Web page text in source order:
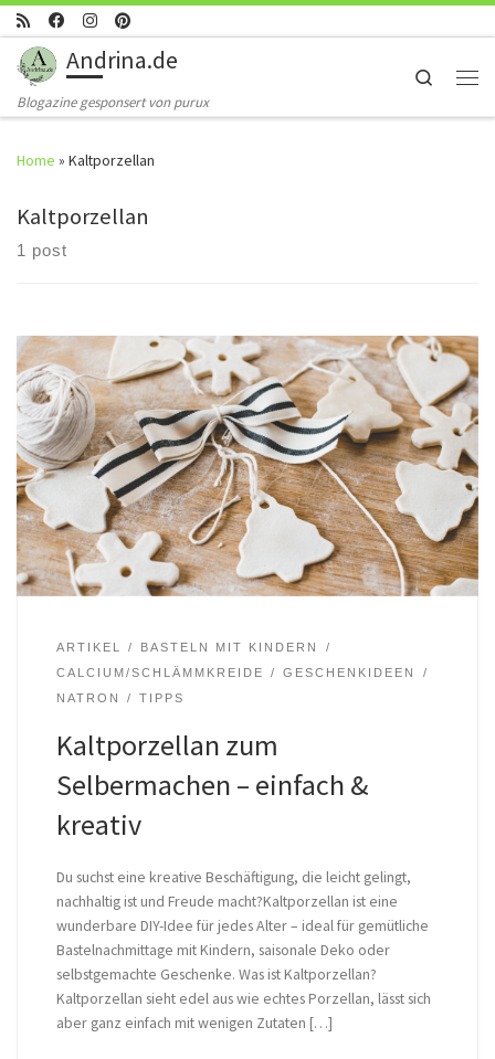
Skip to content
Andrina.de
Blogazine gesponsert von purux
Search
Home » Kaltporzellan
Kaltporzellan
1 post
ARTIKEL
BASTELN MIT KINDERN
CALCIUM/SCHLÄMMKREIDE
GESCHENKIDEEN
NATRON
TIPPS
Kaltporzellan zum
Selbermachen – einfach &
kreativ
Du suchst eine kreative Beschäftigung, die leicht gelingt,
nachhaltig ist und Freude macht?Kaltporzellan ist eine
wunderbare DIY-Idee für jedes Alter – ideal für gemütliche
Bastelnachmittage mit Kindern, saisonale Deko oder
selbstgemachte Geschenke. Was ist Kaltporzellan?
Kaltporzellan sieht edel aus wie echtes Porzellan, lässt sich
aber ganz einfach mit wenigen Zutaten […]